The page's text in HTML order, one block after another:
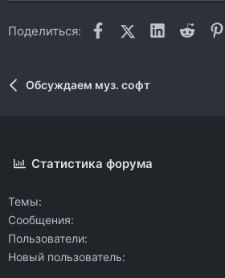
Поделиться: FacebookX (Twitter)
LinkedIn
Reddit
Обсуждаем муз. софт
Статистика форума
Темы
Сообщения
Пользователи
Новый пользователь